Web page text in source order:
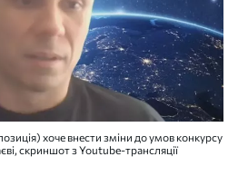
хоче внести зміни до умов конкурсу
скриншот з Youtube-трансляції